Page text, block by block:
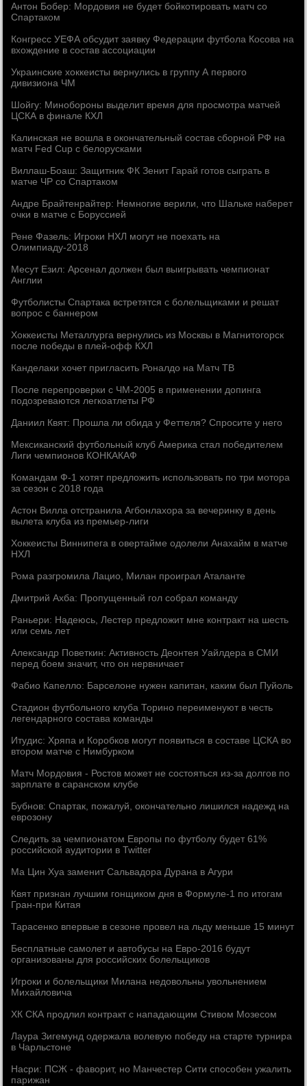
Антон Бобер: Мордовия не будет бойкотировать матч со
Спартаком
Конгресс УЕФА обсудит заявку Федерации футбола Косова на
вхождение в состав ассоциации
Украинские хоккеисты вернулись в группу А первого
дивизиона ЧМ
Шойгу: Минобороны выделит время для просмотра матчей
ЦСКА в финале КХЛ
Калинская не вошла в окончательный состав сборной РФ на
матч Fed Cup с белорусками
Виллаш-Боаш: Защитник ФК Зенит Гарай готов сыграть в
матче ЧР со Спартаком
Андре Брайтенрайтер: Немногие верили, что Шальке наберет
очки в матче с Боруссией
Рене Фазель: Игроки НХЛ могут не поехать на
Олимпиаду-2018
Месут Езил: Арсенал должен был выигрывать чемпионат
Англии
Футболисты Спартака встретятся с болельщиками и решат
вопрос с баннером
Хоккеисты Металлурга вернулись из Москвы в Магнитогорск
после победы в плей-офф КХЛ
Канделаки хочет пригласить Роналдо на Матч ТВ
После перепроверки с ЧМ-2005 в применении допинга
подозреваются легкоатлеты РФ
Даниил Квят: Прошла ли обида у Феттеля? Спросите у него
Мексиканский футбольный клуб Америка стал победителем
Лиги чемпионов КОНКАКАФ
Командам Ф-1 хотят предложить использовать по три мотора
за сезон с 2018 года
Астон Вилла отстранила Агбонлахора за вечеринку в день
вылета клуба из премьер-лиги
Хоккеисты Виннипега в овертайме одолели Анахайм в матче
НХЛ
Рома разгромила Лацио, Милан проиграл Аталанте
Дмитрий Ахба: Пропущенный гол собрал команду
Раньери: Надеюсь, Лестер предложит мне контракт на шесть
или семь лет
Александр Поветкин: Активность Деонтея Уайлдера в СМИ
перед боем значит, что он нервничает
Фабио Капелло: Барселоне нужен капитан, каким был Пуйоль
Стадион футбольного клуба Торино переименуют в честь
легендарного состава команды
Итудис: Хряпа и Коробков могут появиться в составе ЦСКА во
втором матче с Нимбурком
Матч Мордовия - Ростов может не состояться из-за долгов по
зарплате в саранском клубе
Бубнов: Спартак, пожалуй, окончательно лишился надежд на
еврозону
Следить за чемпионатом Европы по футболу будет 61%
российской аудитории в Twitter
Ма Цин Хуа заменит Сальвадора Дурана в Агури
Квят признан лучшим гонщиком дня в Формуле-1 по итогам
Гран-при Китая
Тарасенко впервые в сезоне провел на льду меньше 15 минут
Бесплатные самолет и автобусы на Евро-2016 будут
организованы для российских болельщиков
Игроки и болельщики Милана недовольны увольнением
Михайловича
ХК СКА продлил контракт с нападающим Стивом Мозесом
Лаура Зигемунд одержала волевую победу на старте турнира
в Чарльстоне
Насри: ПСЖ - фаворит, но Манчестер Сити способен ужалить
парижан